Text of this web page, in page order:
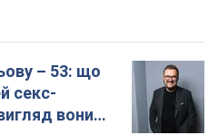
– 53: що
секс-
вони